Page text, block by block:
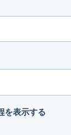
を表示する